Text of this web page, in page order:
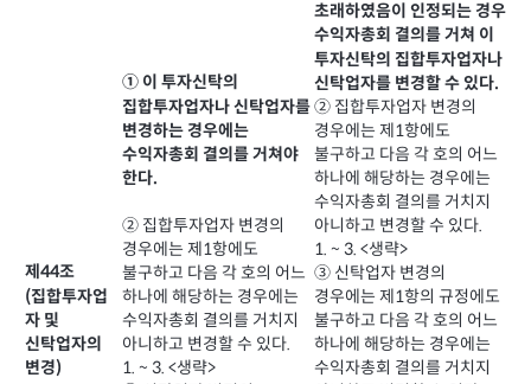
제44조
(집합투자업
자 및
신탁업자의
변경)
① 이 투자신탁의
집합투자업자나 신탁업자를
변경하는 경우에는
수익자총회 결의를 거쳐야
한다.
② 집합투자업자 변경의
경우에는 제1항에도
불구하고 다음 각 호의 어느
하나에 해당하는 경우에는
수익자총회 결의를 거치지
아니하고 변경할 수 있다.
1. ~ 3. <생략>
초래하였음이 인정되는 경우
수익자총회 결의를 거쳐 이
투자신탁의 집합투자업자나
신탁업자를 변경할 수 있다.
② 집합투자업자 변경의
경우에는 제1항에도
불구하고 다음 각 호의 어느
하나에 해당하는 경우에는
수익자총회 결의를 거치지
아니하고 변경할 수 있다.
1. ~ 3. <생략>
③ 신탁업자 변경의
경우에는 제1항의 규정에도
불구하고 다음 각 호의 어느
하나에 해당하는 경우에는
수익자총회 결의를 거치지